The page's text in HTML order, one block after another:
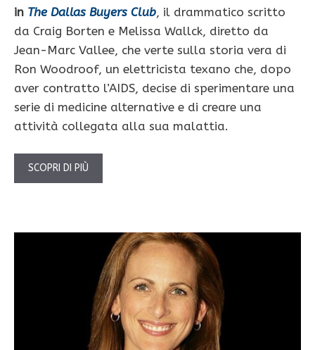
in The Dallas Buyers Club, il drammatico scritto
da Craig Borten e Melissa Wallck, diretto da
Jean-Marc Vallee, che verte sulla storia vera di
Ron Woodroof, un elettricista texano che, dopo
aver contratto l’AIDS, decise di sperimentare una
serie di medicine alternative e di creare una
attività collegata alla sua malattia.
SCOPRI DI PIÙ